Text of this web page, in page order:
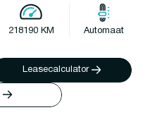
218190 KM Automaat
Leasecalculator